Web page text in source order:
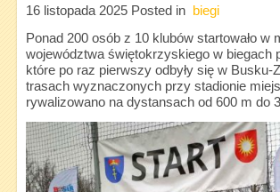
16 listopada 2025Posted in
biegi
Ponad 200 osób z 10 klubów startowało w
województwa świętokrzyskiego w biegach
które po raz pierwszy odbyły się w Busku-
trasach wyznaczonych przy stadionie
rywalizowano na dystansach od 600 m do